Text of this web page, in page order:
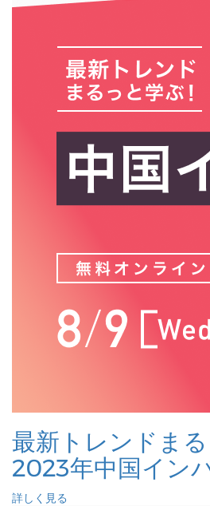
最新トレンドまる
2023年中国イン
詳しく見る